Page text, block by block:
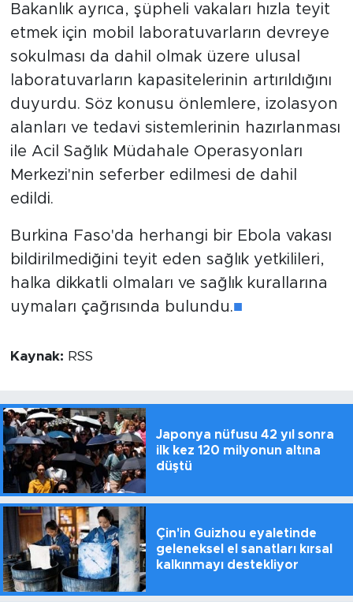
makale yayımladı
Bakanlık ayrıca, şüpheli vakaları hızla teyit
etmek için mobil laboratuvarların devreye
sokulması da dahil olmak üzere ulusal
laboratuvarların kapasitelerinin artırıldığını
duyurdu. Söz konusu önlemlere, izolasyon
alanları ve tedavi sistemlerinin hazırlanması
ile Acil Sağlık Müdahale Operasyonları
Merkezi'nin seferber edilmesi de dahil
edildi.
Burkina Faso'da herhangi bir Ebola vakası
bildirilmediğini teyit eden sağlık yetkilileri,
halka dikkatli olmaları ve sağlık kurallarına
uymaları çağrısında bulundu.■
Kaynak: RSS
Japonya nüfusu 42 yıl sonra
ilk kez 120 milyonun altına
düştü
Çin'in Guizhou eyaletinde
geleneksel el sanatları kırsal
kalkınmayı destekliyor